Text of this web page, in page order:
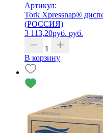
Артикул:
Tork Xpressnap®
(РОССИЯ)
3 113,20руб. руб.
1
В корзину